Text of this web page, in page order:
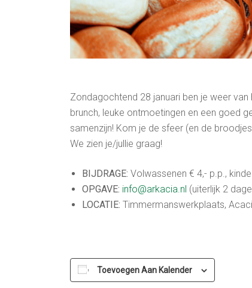
Zondagochtend 28 januari ben je weer
brunch, leuke ontmoetingen en een goed
samenzijn! Kom je de sfeer (en de
We zien je/jullie graag!
BIJDRAGE: Volwassenen € 4,- p.p.,
OPGAVE: info@arkacia.nl (uiterlijk 2
LOCATIE: Timmermanswerkplaats,
Toevoegen Aan Kalender